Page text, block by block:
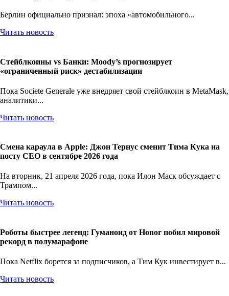
Берлин официально признал: эпоха «автомобильного...
Читать новость
Стейблкоины vs Банки: Moody’s прогнозирует
«ограниченный риск» дестабилизации
Пока Societe Generale уже внедряет свой стейблкоин в MetaMask,
аналитики...
Читать новость
Смена караула в Apple: Джон Тернус сменит Тима Кука на
посту CEO в сентябре 2026 года
На вторник, 21 апреля 2026 года, пока Илон Маск обсуждает с
Трампом...
Читать новость
Роботы быстрее легенд: Гуманоид от Honor побил мировой
рекорд в полумарафоне
Пока Netflix борется за подписчиков, а Тим Кук инвестирует в...
Читать новость